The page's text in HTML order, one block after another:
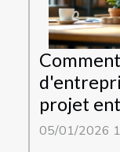
projet
05/01/2026